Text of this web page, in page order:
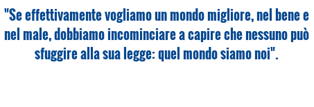
"Se effettivamente vogliamo un mondo migliore, nel bene e
nel male, dobbiamo incominciare a capire che nessuno può
sfuggire alla sua legge: quel mondo siamo noi".